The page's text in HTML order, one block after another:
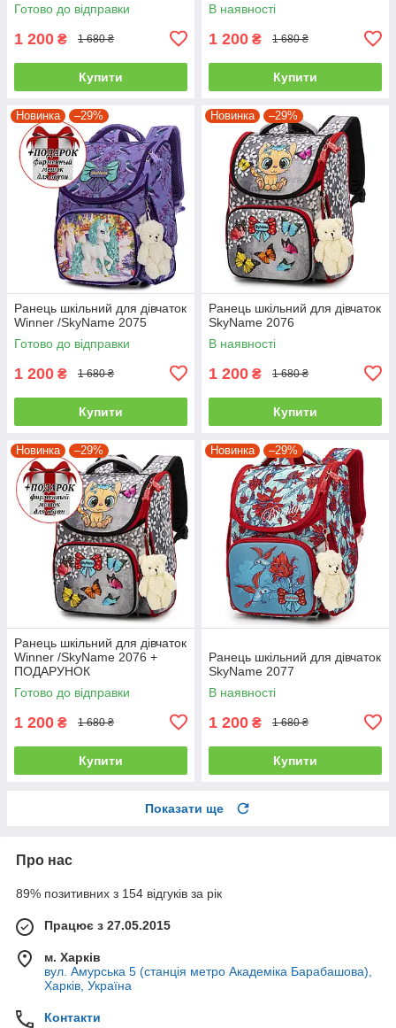
Готово до відправки
1 200 ₴ 1 680 ₴
Купити
В наявності
1 200 ₴ 1 680 ₴
Купити
Новинка –29%
Ранець шкільний для дівчаток
Winner /SkyName 2075
Готово до відправки
1 200 ₴ 1 680 ₴
Купити
Новинка –29%
Ранець шкільний для дівчаток
SkyName 2076
В наявності
1 200 ₴ 1 680 ₴
Купити
Новинка –29%
Ранець шкільний для дівчаток
Winner /SkyName 2076 +
ПОДАРУНОК
Готово до відправки
1 200 ₴ 1 680 ₴
Купити
Новинка –29%
Ранець шкільний для дівчаток
SkyName 2077
В наявності
1 200 ₴ 1 680 ₴
Купити
Показати ще
Про нас
89% позитивних з 154 відгуків за рік
Працює з 27.05.2015
м. Харків
вул. Амурська 5 (станція метро Академіка Барабашова),
Харків, Україна
Контакти